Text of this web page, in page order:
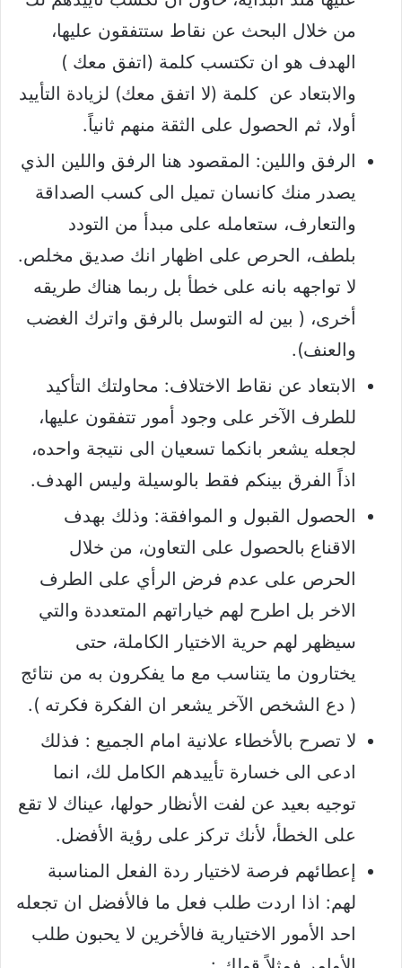
من خلال البحث عن نقاط ستتفقون عليها،
الهدف هو ان تكتسب كلمة (اتفق معك )
والابتعاد عن كلمة (لا اتفق معك) لزيادة التأييد
أولا، ثم الحصول على الثقة منهم ثانياً.
الرفق واللين: المقصود هنا الرفق واللين الذي
يصدر منك كانسان تميل الى كسب الصداقة
والتعارف، ستعامله على مبدأ من التودد
بلطف، الحرص على اظهار انك صديق مخلص.
لا تواجهه بانه على خطأ بل ربما هناك طريقه
أخرى، ( بين له التوسل بالرفق واترك الغضب
والعنف).
الابتعاد عن نقاط الاختلاف: محاولتك التأكيد
للطرف الآخر على وجود أمور تتفقون عليها،
لجعله يشعر بانكما تسعيان الى نتيجة واحده،
اذاً الفرق بينكم فقط بالوسيلة وليس الهدف.
الحصول القبول و الموافقة: وذلك بهدف
الاقناع بالحصول على التعاون، من خلال
الحرص على عدم فرض الرأي على الطرف
الاخر بل اطرح لهم خياراتهم المتعددة والتي
سيظهر لهم حرية الاختيار الكاملة، حتى
يختارون ما يتناسب مع ما يفكرون به من نتائج
( دع الشخص الآخر يشعر ان الفكرة فكرته ).
لا تصرح بالأخطاء علانية امام الجميع : فذلك
ادعى الى خسارة تأييدهم الكامل لك، انما
توجيه بعيد عن لفت الأنظار حولها، عيناك لا تقع
على الخطأ، لأنك تركز على رؤية الأفضل.
إعطائهم فرصة لاختيار ردة الفعل المناسبة
لهم: اذا اردت طلب فعل ما فالأفضل ان تجعله
احد الأمور الاختيارية فالأخرين لا يحبون طلب